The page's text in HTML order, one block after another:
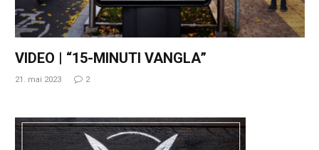
VIDEO | “15-MINUTI VANGLA”
21. mai 2023 2